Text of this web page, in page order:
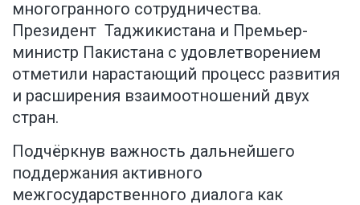
многогранного сотрудничества.
Президент Таджикистана и Премьер-
министр Пакистана с удовлетворением
отметили нарастающий процесс развития
и расширения взаимоотношений двух
стран.
Подчёркнув важность дальнейшего
поддержания активного
межгосударственного диалога как